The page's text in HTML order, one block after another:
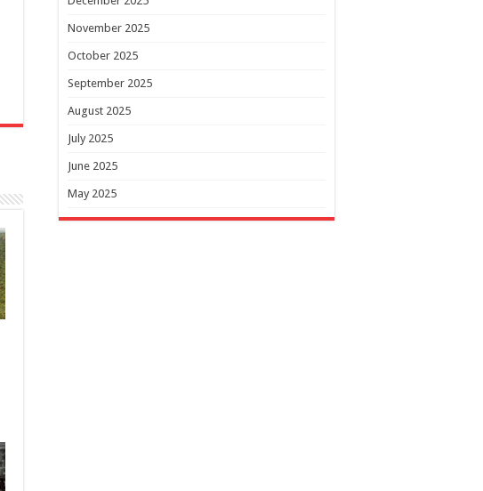
November 2025
October 2025
September 2025
August 2025
July 2025
June 2025
May 2025